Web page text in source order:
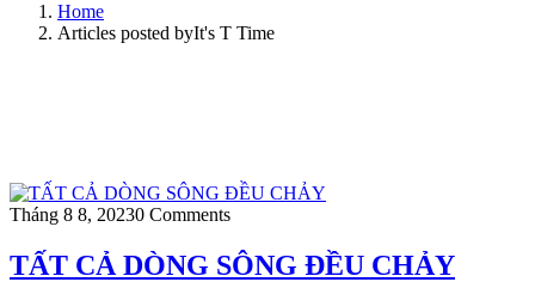
Home
Articles posted byIt's T Time
Tháng 8 8, 20230 Comments
TẤT CẢ DÒNG SÔNG ĐỀU CHẢY